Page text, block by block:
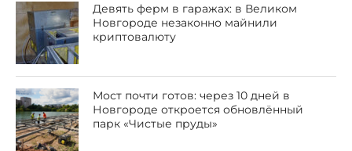
Девять ферм в гаражах: в Великом
Новгороде незаконно майнили
криптовалюту
Мост почти готов: через 10 дней в
Новгороде откроется обновлённый
парк «Чистые пруды»